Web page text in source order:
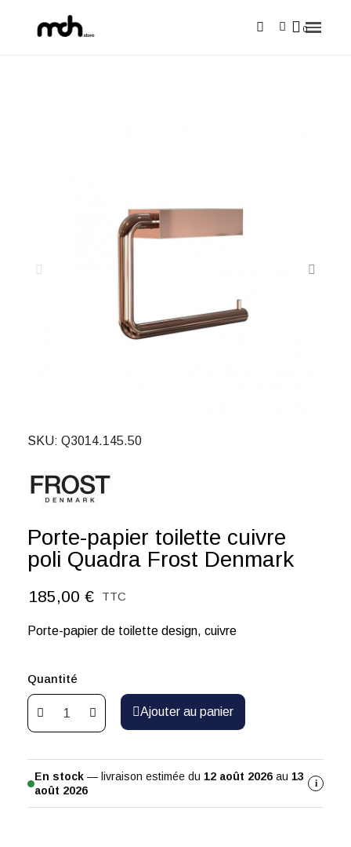
SKU Q3014.145.50
Porte-papier toilette cuivre
poli Quadra Frost Denmark
185,00 € TTC
Porte-papier de toilette design, cuivre
Quantité
Ajouter au panier
En stock — livraison estimée du 12 août 2026 au 13
août 2026
i